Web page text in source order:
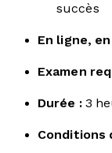
succès
En ligne,
Examen
Durée :3
Conditions